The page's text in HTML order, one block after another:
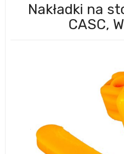
Nakładki na
CASC,